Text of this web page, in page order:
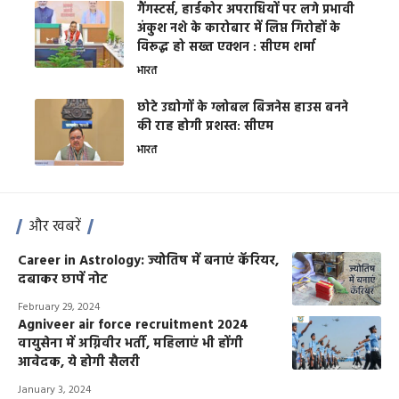
गैंगस्टर्स, हार्डकोर अपराधियों पर लगे प्रभावी
अंकुश नशे के कारोबार में लिप्त गिरोहों के
विरूद्ध हो सख्त एक्शन : सीएम शर्मा
भारत
छोटे उद्योगों के ग्लोबल बिजनेस हाउस बनने
की राह होगी प्रशस्त: सीएम
भारत
और खबरें
Career in Astrology: ज्योतिष में बनाएं कॅरियर,
दबाकर छापें नोट
February 29, 2024
Agniveer air force recruitment 2024
वायुसेना में अग्निवीर भर्ती, महिलाएं भी होंगी
आवेदक, ये होगी सैलरी
January 3, 2024